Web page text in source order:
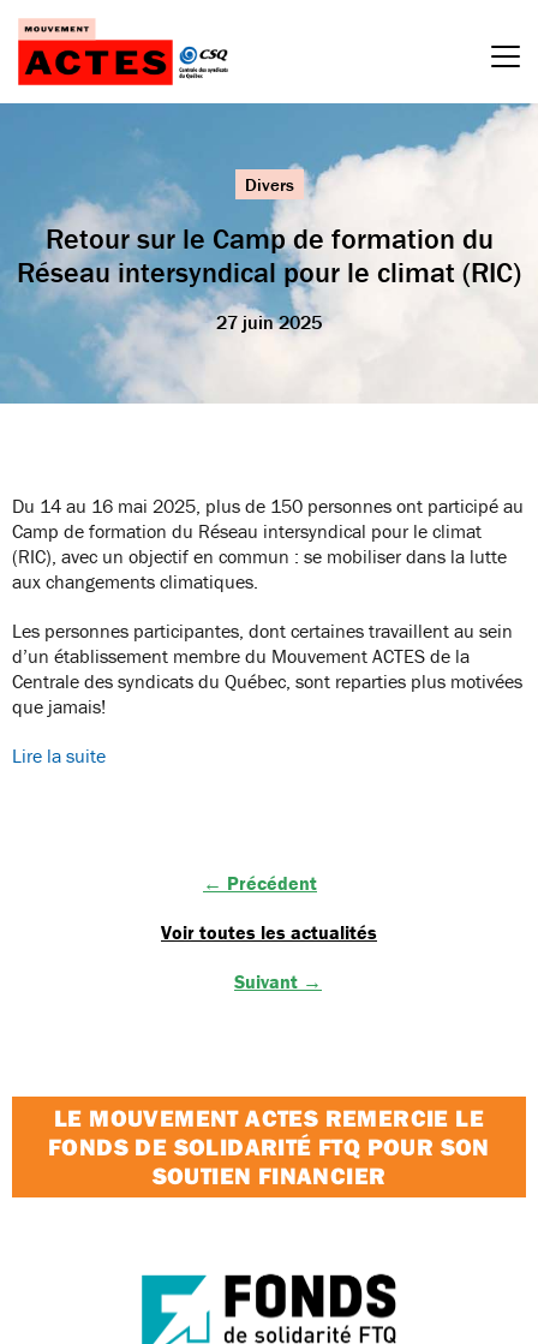
Passer
contenu
Divers
Retour sur le Camp de formation du
Réseau intersyndical pour le climat (RIC)
27 juin 2025
Du 14 au 16 mai 2025, plus de 150 personnes ont participé au
Camp de formation du Réseau intersyndical pour le climat
(RIC), avec un objectif en commun : se mobiliser dans la lutte
aux changements climatiques.
Les personnes participantes, dont certaines travaillent au sein
d’un établissement membre du Mouvement ACTES de la
Centrale des syndicats du Québec, sont reparties plus motivées
que jamais!
Lire la suite
← Précédent
Voir toutes les actualités
Suivant →
LE MOUVEMENT ACTES REMERCIE LE
FONDS DE SOLIDARITÉ FTQ POUR SON
SOUTIEN FINANCIER